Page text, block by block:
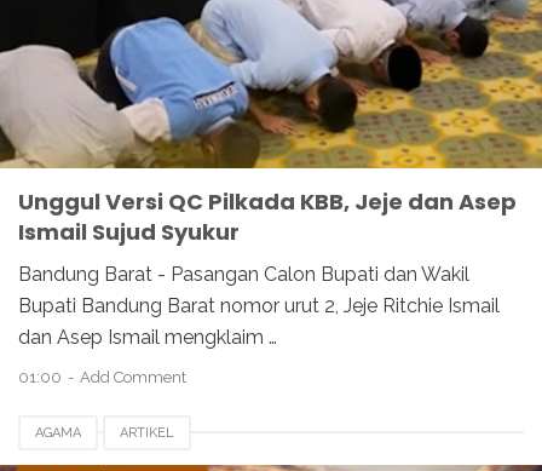
Unggul Versi QC Pilkada KBB, Jeje dan Asep
Ismail Sujud Syukur
Bandung Barat - Pasangan Calon Bupati dan Wakil
Bupati Bandung Barat nomor urut 2, Jeje Ritchie Ismail
dan Asep Ismail mengklaim …
01:00 Add Comment
AGAMA ARTIKEL